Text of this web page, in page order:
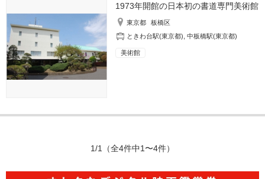
1973年開館の日本初の書道専門美術館
東京都
板橋区
ときわ台駅(東京都) ,中板橋駅(東京都)
美術館
1/1 （全4件中1〜4件）